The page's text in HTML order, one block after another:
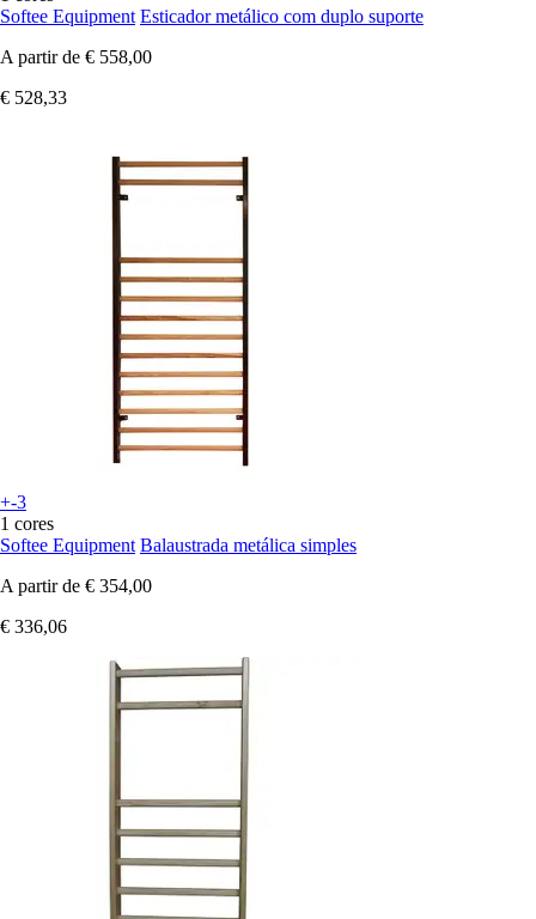
Softee Equipment Esticador metálico com duplo suporte
A partir de € 558,00
€ 528,33
+-3
1 cores
Softee Equipment Balaustrada metálica simples
A partir de € 354,00
€ 336,06